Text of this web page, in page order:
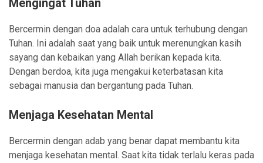
Mengingat Tuhan
Bercermin dengan doa adalah cara untuk terhubung dengan
Tuhan. Ini adalah saat yang baik untuk merenungkan kasih
sayang dan kebaikan yang Allah berikan kepada kita.
Dengan berdoa, kita juga mengakui keterbatasan kita
sebagai manusia dan bergantung pada Tuhan.
Menjaga Kesehatan Mental
Bercermin dengan adab yang benar dapat membantu kita
menjaga kesehatan mental. Saat kita tidak terlalu keras pada